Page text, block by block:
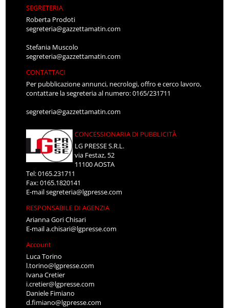
SEGRETERIA
Roberta Prodoti
segreteria@gazzettamatin.com
Stefania Muscolo
segreteria@gazzettamatin.com
CONTATTACI
Per pubblicazione annunci, necrologi, offro e cerco lavoro,
contattare la segreteria al numero: 0165/231711
segreteria@gazzettamatin.com
CONCESSIONARIA DI PUBBLICITÀ
LG PRESSE S.R.L.
via Festaz, 52
11100 AOSTA
Tel: 0165.231711
Fax: 0165.1820141
E-mailsegreteria@lgpresse.com
RESPONSABILE DI AGENZIA
Arianna Gori Chisari
E-maila.chisari@lgpresse.com
Account
Luca Torino
l.torino@lgpresse.com
Ivana Cretier
i.cretier@lgpresse.com
Daniele Fimiano
d.fimiano@lgpresse.com